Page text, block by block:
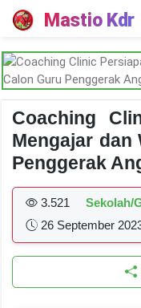
Mastio Kdr
Coaching
Mengajar dan
Penggerak
3.521
Sekolah/
26 September